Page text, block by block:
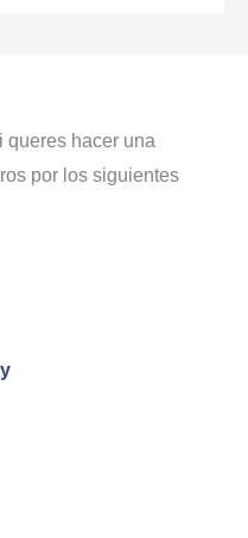
queres hacer una
por los siguientes